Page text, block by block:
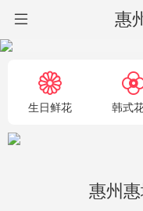
惠
生日鲜花 韩式
惠州